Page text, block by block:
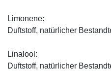
Limonene:
Duftstoff, natürlicher
Linalool:
Duftstoff, natürlicher